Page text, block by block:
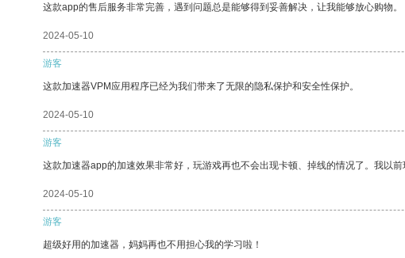
这款app的售后服务非常完善，遇到问题总是能够得到妥善解决，让我能够放心购物。
2024-05-10
游客
这款加速器VPM应用程序已经为我们带来了无限的隐私保护和安全性保护。
2024-05-10
游客
这款加速器app的加速效果非常好，玩游戏再也不会出现卡顿、掉线的情况了。我以
2024-05-10
游客
超级好用的加速器，妈妈再也不用担心我的学习啦！